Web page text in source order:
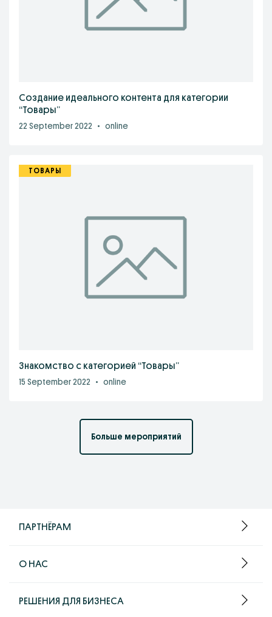
Создание идеального контента для категории
“Товары”
22 September 2022 • online
ТОВАРЫ
Знакомство с категорией “Товары”
15 September 2022 • online
Больше мероприятий
ПАРТНЁРАМ
О НАС
РЕШЕНИЯ ДЛЯ БИЗНЕСА